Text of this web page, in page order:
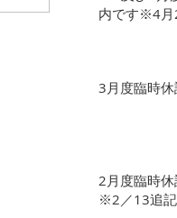
内です※4月
3月度臨時休
2月度臨時休
※2／13追記